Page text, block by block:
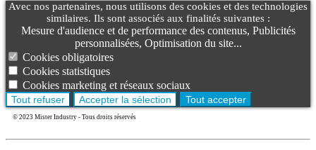
Avec nos partenaires, nous utilisons des cookies et des technologies
similaires. Ils sont associés aux finalités suivantes :
Mesure d'audience et de performance des contenus, Publicités
personnalisées, Optimisation du site...
Cookies obligatoires
Cookies statistiques
Cookies marketing et réseaux sociaux
Tout refuser Accepter la sélection Tout accepter
© 2023 Mister Industry - Tous droits réservés